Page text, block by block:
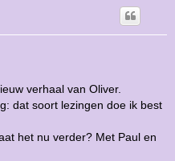
verhaal van Oliver.
dat soort lezingen doe ik best
het nu verder? Met Paul en